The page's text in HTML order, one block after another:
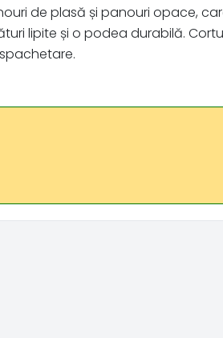
de plasă și panouri opace,
lipite și o podea durabilă.